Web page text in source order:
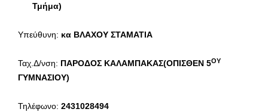
Τμήμα)
Υπεύθυνη: κα ΒΛΑΧΟΥ ΣΤΑΜΑΤΙΑ
Ταχ.Δ/νση: ΠΑΡΟΔΟΣ ΚΑΛΑΜΠΑΚΑΣ(ΟΠΙΣΘΕΝ 5ΟΥ
ΓΥΜΝΑΣΙΟΥ)
Τηλέφωνο: 2431028494